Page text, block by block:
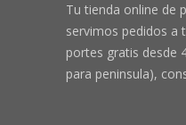
Tu tienda online de
servimos pedidos a
portes gratis desde
para peninsula),